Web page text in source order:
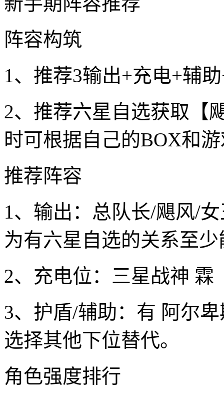
阵容构筑
1、推荐3输出+充电+辅
2、推荐六星自选获取【
时可根据自己的BOX和
推荐阵容
1、输出：总队长/飓风/
为有六星自选的关系至
2、充电位：三星战神 霖
3、护盾/辅助：有 阿尔
选择其他下位替代。
角色强度排行